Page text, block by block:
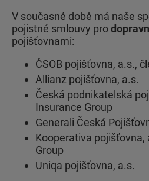
V současné době má naše
pojistné smlouvy pro
pojišťovnami:
ČSOB pojišťovna, a.s.,
Allianz pojišťovna, a.s.
Česká podnikatelská
Insurance Group
Generali Česká
Kooperativa pojišťovna,
Group
Uniqa pojišťovna, a.s.